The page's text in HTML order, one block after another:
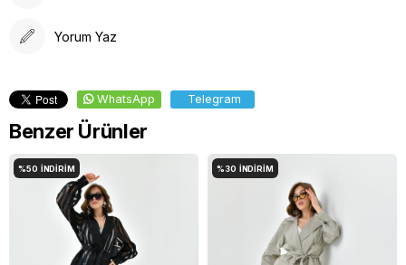
Yorum Yaz
WhatsApp Telegram
Benzer Ürünler
%50 İNDIRIM %30 İNDIRIM